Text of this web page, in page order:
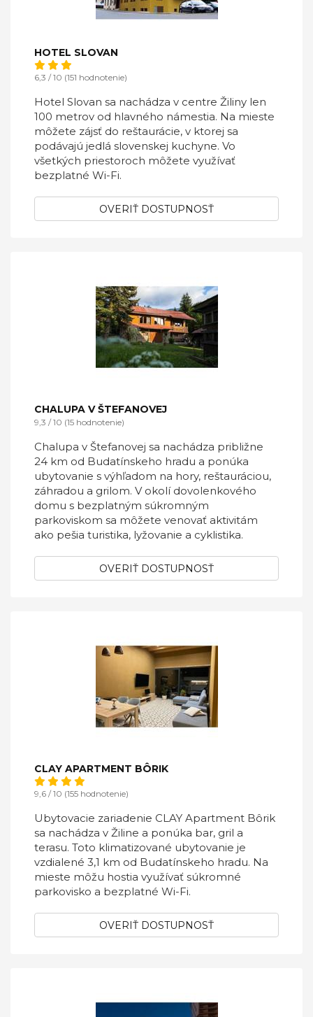
HOTEL SLOVAN
6,3 / 10 (151 hodnotenie)
Hotel Slovan sa nachádza v centre Žiliny len
100 metrov od hlavného námestia. Na mieste
môžete zájsť do reštaurácie, v ktorej sa
podávajú jedlá slovenskej kuchyne. Vo
všetkých priestoroch môžete využívať
bezplatné Wi-Fi.
OVERIŤ DOSTUPNOSŤ
CHALUPA V ŠTEFANOVEJ
9,3 / 10 (15 hodnotenie)
Chalupa v Štefanovej sa nachádza približne
24 km od Budatínskeho hradu a ponúka
ubytovanie s výhľadom na hory, reštauráciou,
záhradou a grilom. V okolí dovolenkového
domu s bezplatným súkromným
parkoviskom sa môžete venovať aktivitám
ako pešia turistika, lyžovanie a cyklistika.
OVERIŤ DOSTUPNOSŤ
CLAY APARTMENT BÔRIK
9,6 / 10 (155 hodnotenie)
Ubytovacie zariadenie CLAY Apartment Bôrik
sa nachádza v Žiline a ponúka bar, gril a
terasu. Toto klimatizované ubytovanie je
vzdialené 3,1 km od Budatínskeho hradu. Na
mieste môžu hostia využívať súkromné
parkovisko a bezplatné Wi-Fi.
OVERIŤ DOSTUPNOSŤ